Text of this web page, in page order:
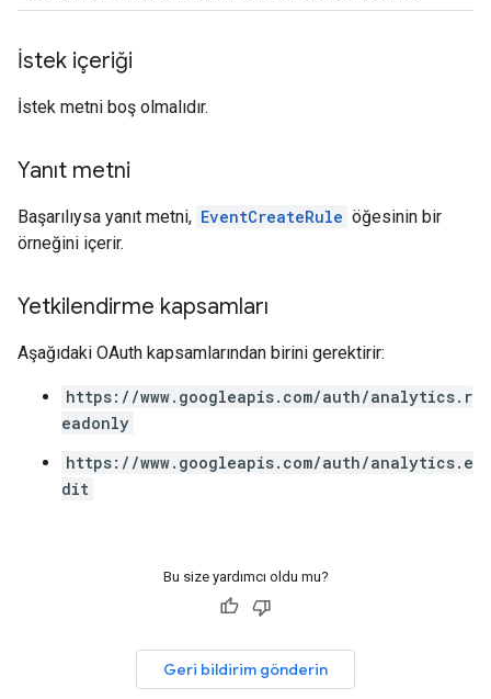
İstek içeriği
İstek metni boş olmalıdır.
Yanıt metni
Başarılıysa yanıt metni, EventCreateRule öğesinin bir
örneğini içerir.
Yetkilendirme kapsamları
Aşağıdaki OAuth kapsamlarından birini gerektirir:
https://www.googleapis.com/auth/analytics.r
eadonly
https://www.googleapis.com/auth/analytics.e
dit
Bu size yardımcı oldu mu?
Geri bildirim gönderin